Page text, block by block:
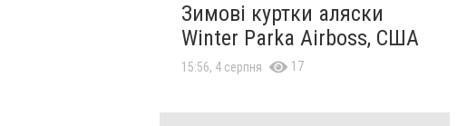
Зимові куртки аляски
Winter Parka Airboss, США
15:56, 4 серпня 17